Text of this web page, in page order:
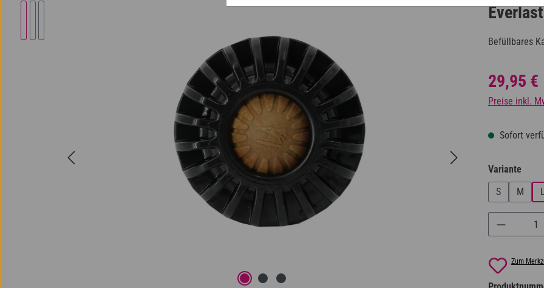
Befüllbares
Regulärer
29,95 €
Preise inkl.
Sofort
Variante
S
M L
Zum